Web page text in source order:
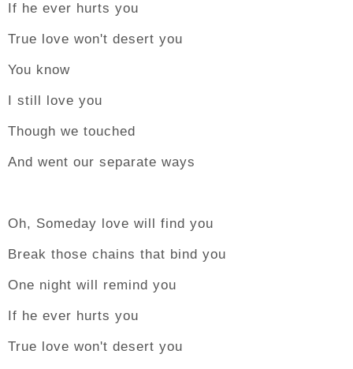
If he ever hurts you
True love won't desert you
You know
I still love you
Though we touched
And went our separate ways
Oh, Someday love will find you
Break those chains that bind you
One night will remind you
If he ever hurts you
True love won't desert you